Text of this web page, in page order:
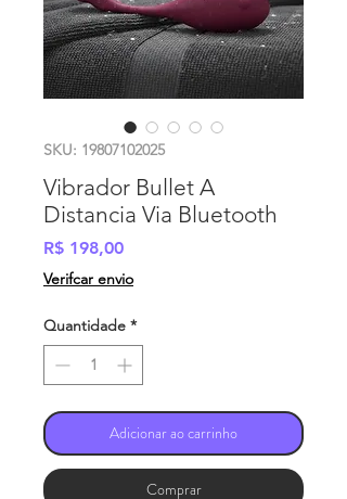
SKU: 19807102025
Vibrador Bullet A
Distancia Via Bluetooth
R$ 198,00Preço
Verifcar envio
Quantidade *
Adicionar ao carrinho
Comprar